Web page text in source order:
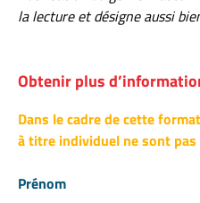
la lecture et désigne aussi
Obtenir plus
Dans le cadre de cette
à titre individuel ne sont pas
Prénom